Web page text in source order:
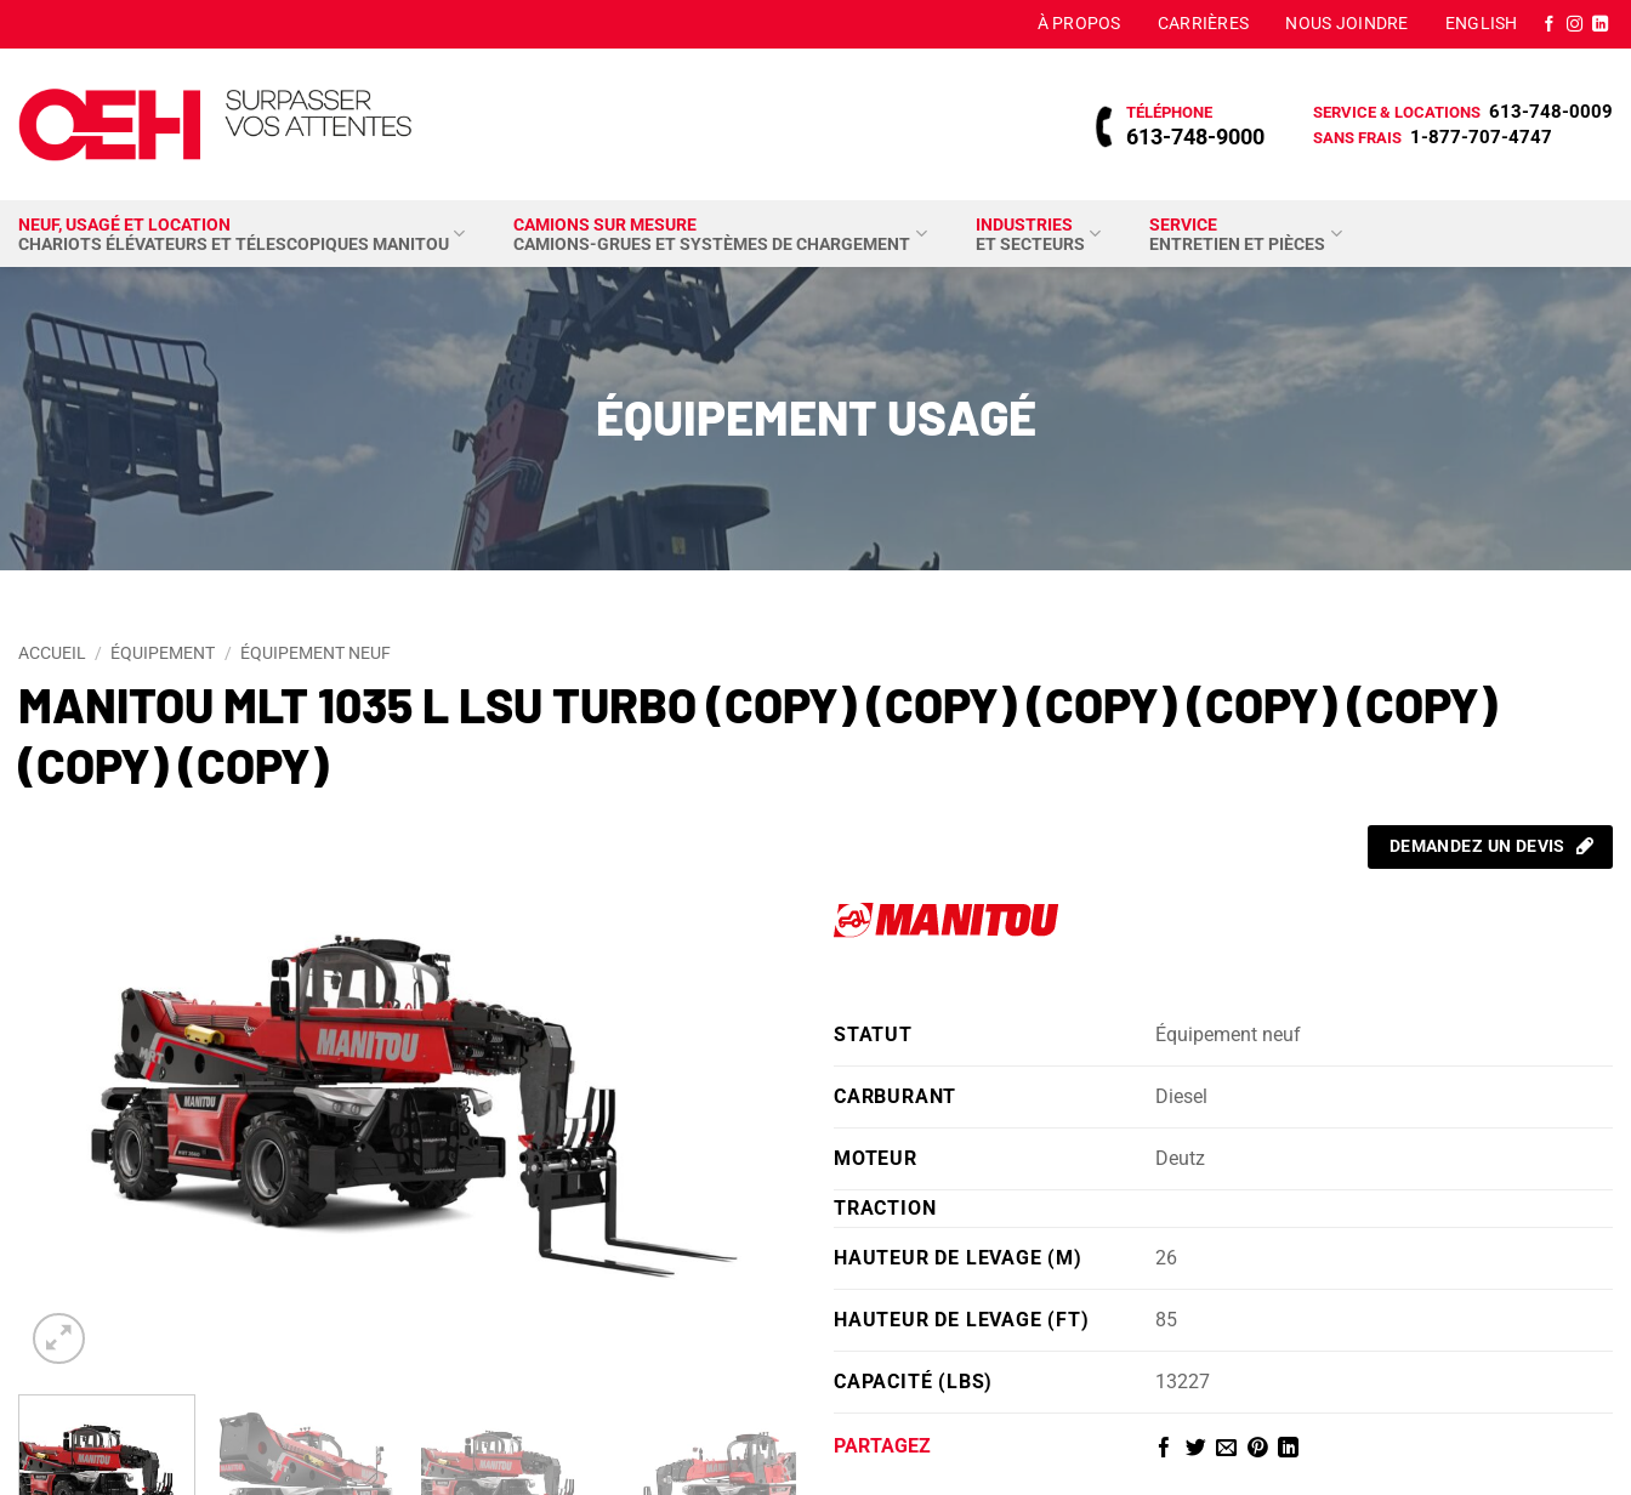
au
contenu
À PROPOS CARRIÈRES NOUS JOINDRE ENGLISH
TÉLÉPHONE
613-748-9000
SERVICE & LOCATIONS 613-748-0009
SANS FRAIS 1-877-707-4747
NEUF, USAGÉ ET LOCATION
CHARIOTS ÉLÉVATEURS ET TÉLESCOPIQUES MANITOU
CAMIONS SUR MESURE
CAMIONS-GRUES ET SYSTÈMES DE CHARGEMENT
INDUSTRIES
ET SECTEURS
SERVICE
ENTRETIEN ET PIÈCES
ÉQUIPEMENT USAGÉ
ACCUEIL / ÉQUIPEMENT / ÉQUIPEMENT NEUF
MANITOU MLT 1035 L LSU TURBO (COPY) (COPY) (COPY) (COPY) (COPY)
(COPY) (COPY)
DEMANDEZ UN DEVIS
STATUT Équipement neuf
CARBURANT Diesel
MOTEUR Deutz
TRACTION
HAUTEUR DE LEVAGE (M) 26
HAUTEUR DE LEVAGE (FT) 85
CAPACITÉ (LBS) 13227
PARTAGEZ